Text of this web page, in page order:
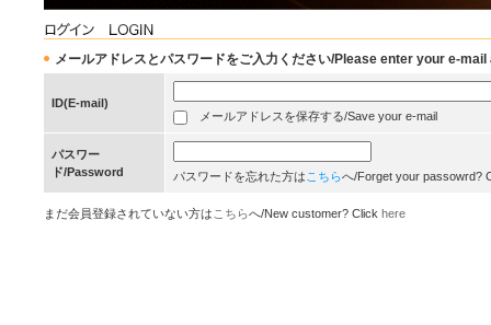
メールアドレスとパスワードをご入力ください/Please enter your e-
ID(E-mail)
メールアドレスを保存する/Save your e-mail
パスワー
ド/Password
パスワードを忘れた方は こちらへ/Forget your passowrd?
まだ会員登録されていない方は こちらへ/New customer? Click here